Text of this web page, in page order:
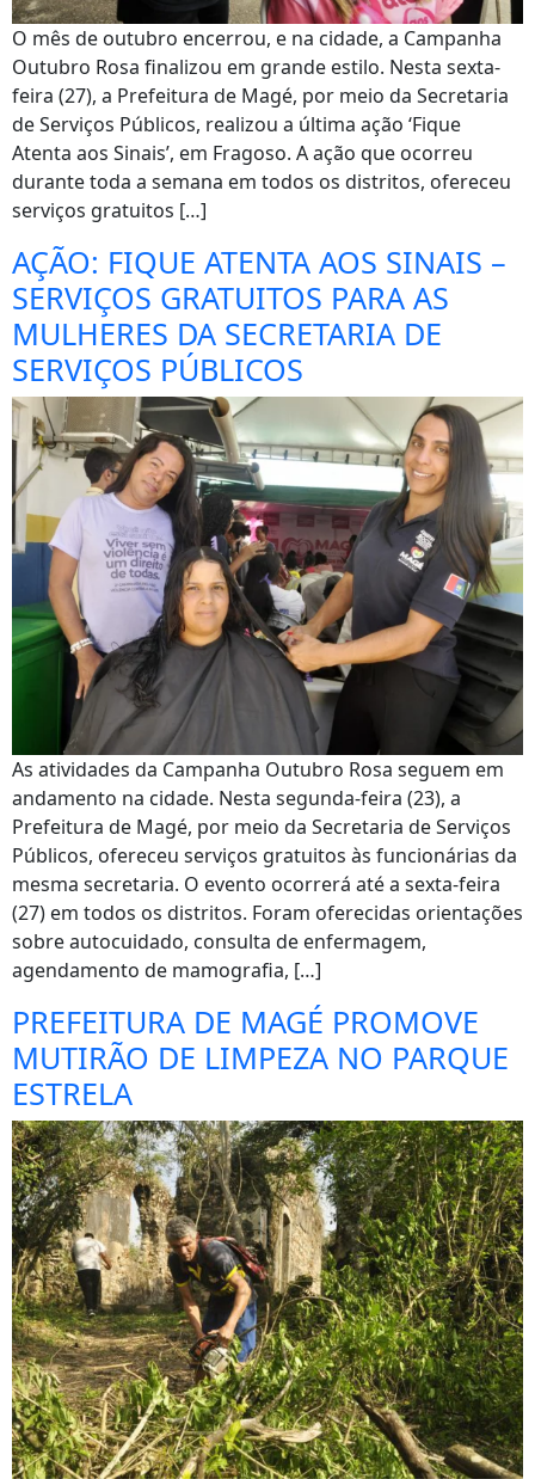
O mês de outubro encerrou, e na cidade, a Campanha
Outubro Rosa finalizou em grande estilo. Nesta sexta-
feira (27), a Prefeitura de Magé, por meio da Secretaria
de Serviços Públicos, realizou a última ação ‘Fique
Atenta aos Sinais’, em Fragoso. A ação que ocorreu
durante toda a semana em todos os distritos, ofereceu
serviços gratuitos […]
AÇÃO: FIQUE ATENTA AOS SINAIS –
SERVIÇOS GRATUITOS PARA AS
MULHERES DA SECRETARIA DE
SERVIÇOS PÚBLICOS
As atividades da Campanha Outubro Rosa seguem em
andamento na cidade. Nesta segunda-feira (23), a
Prefeitura de Magé, por meio da Secretaria de Serviços
Públicos, ofereceu serviços gratuitos às funcionárias da
mesma secretaria. O evento ocorrerá até a sexta-feira
(27) em todos os distritos. Foram oferecidas orientações
sobre autocuidado, consulta de enfermagem,
agendamento de mamografia, […]
PREFEITURA DE MAGÉ PROMOVE
MUTIRÃO DE LIMPEZA NO PARQUE
ESTRELA